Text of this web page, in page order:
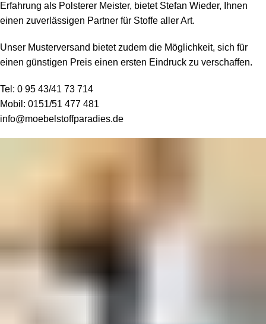
Erfahrung als Polsterer Meister, bietet Stefan Wieder, Ihnen
einen zuverlässigen Partner für Stoffe aller Art.
Unser Musterversand bietet zudem die Möglichkeit, sich für
einen günstigen Preis einen ersten Eindruck zu verschaffen.
Tel: 0 95 43/41 73 714
Mobil: 0151/51 477 481
info@moebelstoffparadies.de